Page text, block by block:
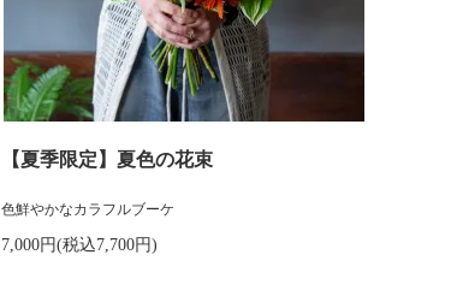
【夏季限定】夏色の花束
色鮮やかなカラフルブーケ
7,000円(税込7,700円)